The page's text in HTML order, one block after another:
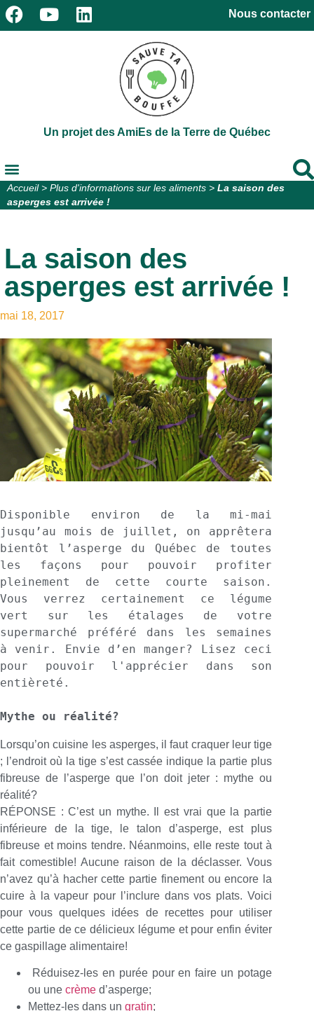
Nous contacter
Un projet des AmiEs de la Terre de Québec
Accueil> Plus d'informations sur les aliments > La saison des
asperges est arrivée !
La saison des
asperges est arrivée !
mai 18, 2017
Disponible environ de la mi-mai
jusqu’au mois de juillet, on apprêtera
bientôt l’asperge du Québec de toutes
les façons pour pouvoir profiter
pleinement de cette courte saison.
Vous verrez certainement ce légume
vert sur les étalages de votre
supermarché préféré dans les semaines
à venir. Envie d’en manger? Lisez ceci
pour pouvoir l'apprécier dans son
entièreté.
Mythe ou réalité?
Lorsqu’on cuisine les asperges, il faut craquer leur tige
; l’endroit où la tige s’est cassée indique la partie plus
fibreuse de l’asperge que l’on doit jeter : mythe ou
réalité?
RÉPONSE : C’est un mythe. Il est vrai que la partie
inférieure de la tige, le talon d’asperge, est plus
fibreuse et moins tendre. Néanmoins, elle reste tout à
fait comestible! Aucune raison de la déclasser. Vous
n’avez qu’à hacher cette partie finement ou encore la
cuire à la vapeur pour l’inclure dans vos plats. Voici
pour vous quelques idées de recettes pour utiliser
cette partie de ce délicieux légume et pour enfin éviter
ce gaspillage alimentaire!
Réduisez-les en purée pour en faire un potage
ou une crème d’asperge;
Mettez-les dans un gratin;